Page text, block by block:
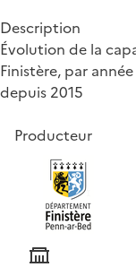
Description
Évolution de la
Finistère, par
depuis 2015
Producteur